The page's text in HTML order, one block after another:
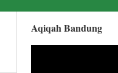
Aqiqah Bandung